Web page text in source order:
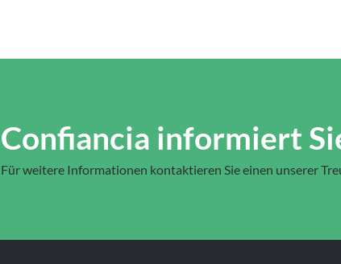
Confiancia informiert
Für weitere Informationen kontaktieren Sie einen unserer